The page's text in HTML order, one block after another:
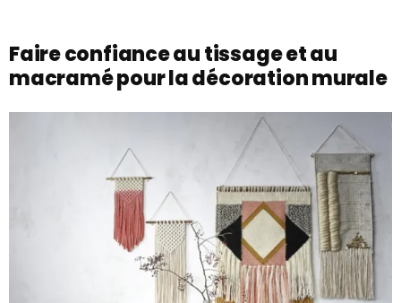
Faire confiance au tissage et au
macramé pour la décoration murale